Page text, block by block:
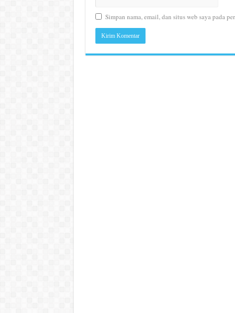
Simpan nama, email, dan situs web saya pada